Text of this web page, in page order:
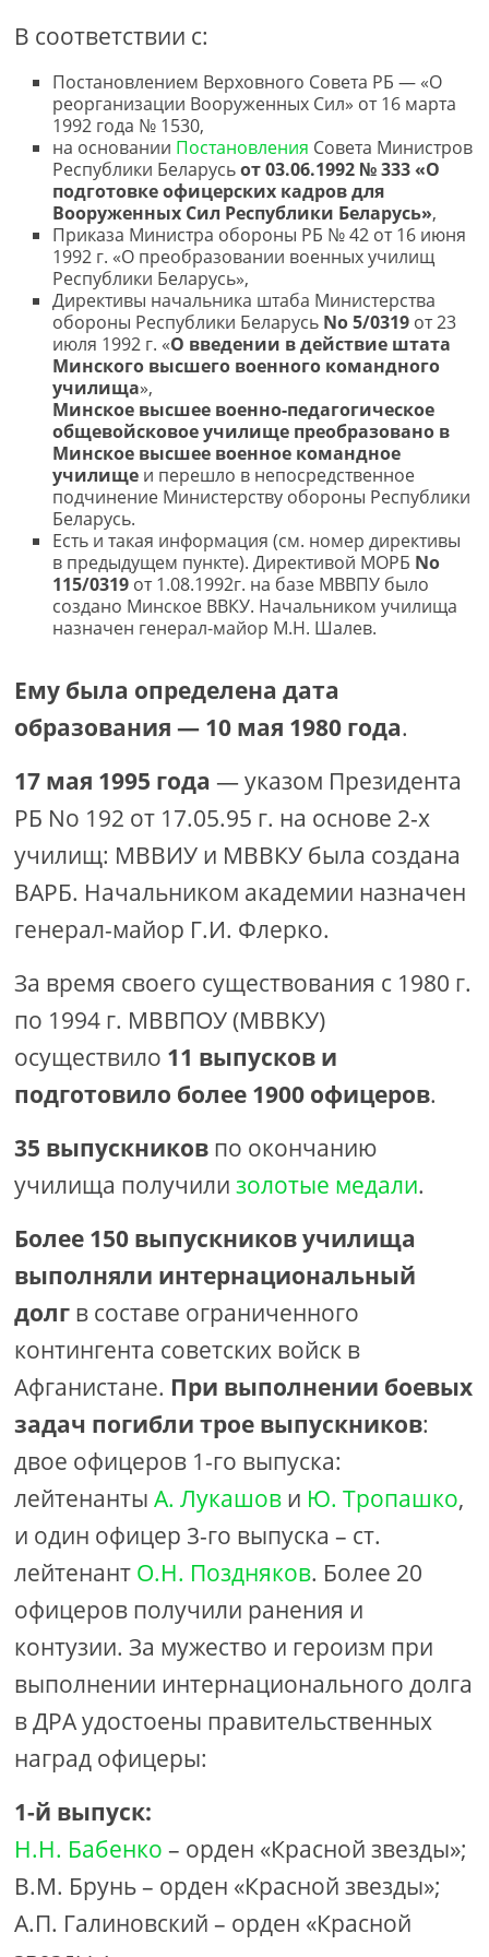
В соответствии с:
Постановлением Верховного Совета РБ — «О
реорганизации Вооруженных Сил» от 16 марта
1992 года № 1530,
на основании Постановления Совета Министров
Республики Беларусьот 03.06.1992 № 333 «О
подготовке офицерских кадров для
Вооруженных Сил Республики Беларусь»,
Приказа Министра обороны РБ № 42 от 16 июня
1992 г. «О преобразовании военных училищ
Республики Беларусь»,
Директивы начальника штаба Министерства
обороны Республики Беларусь No 5/0319 от 23
июля 1992 г. «О введении в действие штата
Минского высшего военного командного
училища»,
Минское высшее военно-педагогическое
общевойсковое училище преобразовано в
Минское высшее военное командное
училище и перешло в непосредственное
подчинение Министерству обороны Республики
Беларусь.
Есть и такая информация (см. номер директивы
в предыдущем пункте). Директивой МОРБ No
115/0319 от 1.08.1992г. на базе МВВПУ было
создано Минское ВВКУ. Начальником училища
назначен генерал-майор М.Н. Шалев.
Ему была определена дата
образования — 10 мая 1980 года.
17 мая 1995 года — указом Президента
РБ No 192 от 17.05.95 г. на основе 2-х
училищ: МВВИУ и МВВКУ была создана
ВАРБ. Начальником академии назначен
генерал-майор Г.И. Флерко.
За время своего существования с 1980 г.
по 1994 г. МВВПОУ (МВВКУ)
осуществило 11 выпусков и
подготовило более 1900 офицеров.
35 выпускников по окончанию
училища получилизолотые медали.
Более 150 выпускников училища
выполняли интернациональный
долг в составе ограниченного
контингента советских войск в
Афганистане. При выполнении боевых
задач погибли трое выпускников:
двое офицеров 1-го выпуска:
лейтенантыА. Лукашов и Ю. Тропашко,
и один офицер 3-го выпуска – ст.
лейтенант О.Н. Поздняков. Более 20
офицеров получили ранения и
контузии. За мужество и героизм при
выполнении интернационального долга
в ДРА удостоены правительственных
наград офицеры:
1-й выпуск:
Н.Н. Бабенко – орден «Красной звезды»;
В.М. Брунь – орден «Красной звезды»;
А.П. Галиновский – орден «Красной